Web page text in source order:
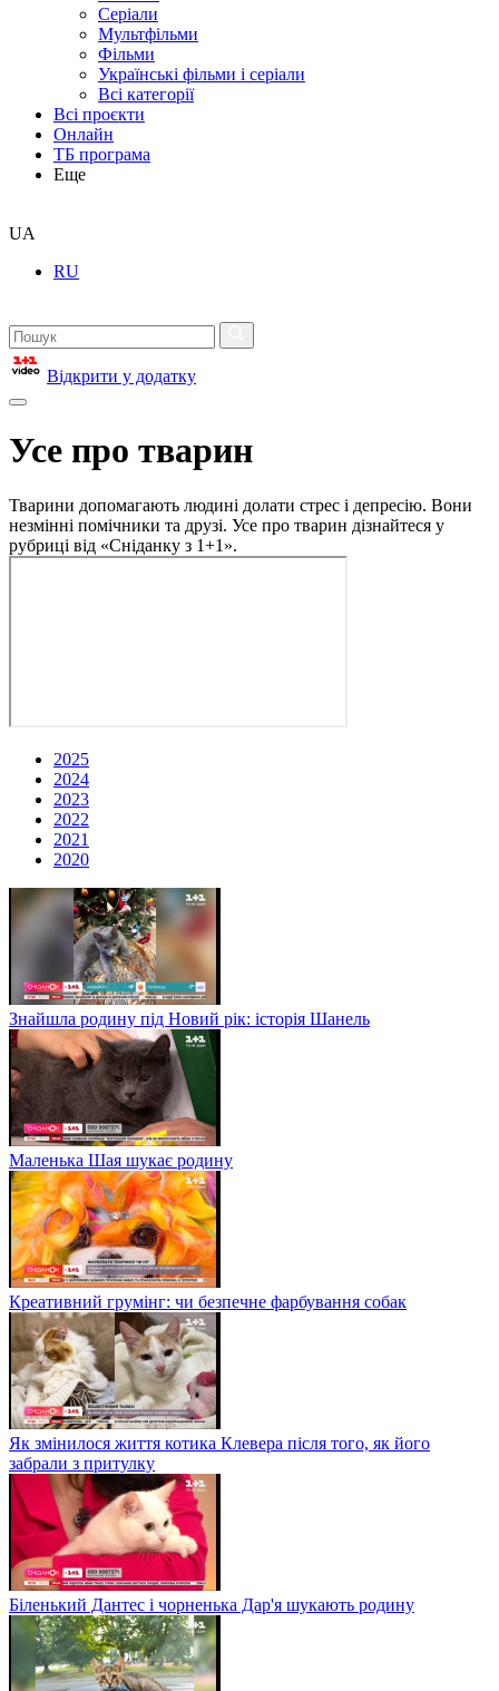
Серіали
Мультфільми
Фільми
Українські фільми і серіали
Всі категорії
Всі проєкти
Онлайн
ТБ програма
Еще
UA
RU
Відкрити у додатку
Усе про тварин
Тварини допомагають людині долати стрес і депресію. Вони
незмінні помічники та друзі. Усе про тварин дізнайтеся у
рубриці від «Сніданку з 1+1».
2025
2024
2023
2022
2021
2020
Знайшла родину під Новий рік: історія Шанель
Маленька Шая шукає родину
Креативний грумінг: чи безпечне фарбування собак
Як змінилося життя котика Клевера після того, як його
забрали з притулку
Біленький Дантес і чорненька Дар'я шукають родину